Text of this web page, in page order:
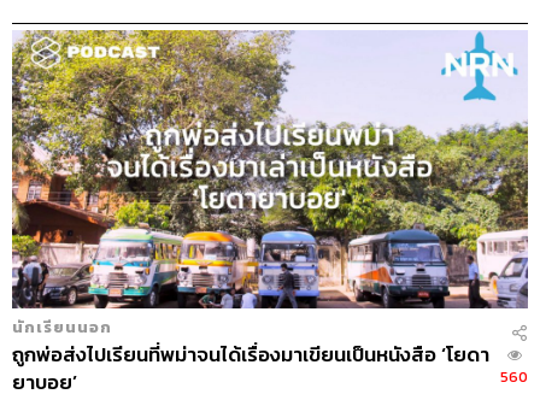
18:52
“คัลเจอร์ของคนที่นั่นมีลักษณะยังไง”
สามสี่ทุ่มคือชั่วโมงปาร์ตี้ของคนที่นี่ เพื่อนคู่แฝดมาบ้าน
เห็นเราใส่ชุดนอนก็เลยไม่มาอีก เพราะคิดว่าจะนอน
แล้ว
คุณพ่อก็ชวนกินไวน์ ก็ไม่ว่าอะไร เด็ก ม.1 ก็กินกัน เด็ก
ที่นี่เลยโตกว่าเมืองไทย
เพื่อนที่โรงเรียนมีทั้งกลุ่มชายหญิง และก็สนิทกับเพื่อน
เที่ยวที่เจอตามที่เที่ยว
ตอนนั้นไปจัดฉายปาร์ตี้ ขายบัตร มาทำปาร์ตี้ ด้วยตัว
เอง ขายทั้งเมือง ไม่ใช่เฉพาะโรงเรียน เอาเงินเข้าห้อง
ตัวเอง
คนที่นี่ชอบขี่รถเล่น เปิดประทุน เปิดเสื้อ เปิดเพลงดังๆ
นักเรียนนอก
ถูกพ่อส่งไปเรียนที่พม่าจนได้เรื่องมาเขียนเป็นหนังสือ ‘โยดา
ยาบอย’
560